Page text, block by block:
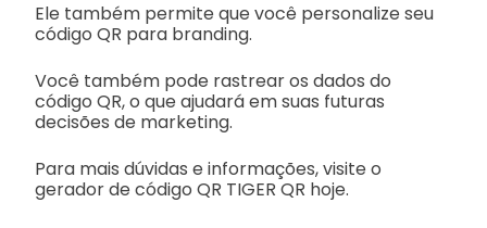
Ele também permite que você personalize seu
código QR para branding.
Você também pode rastrear os dados do
código QR, o que ajudará em suas futuras
decisões de marketing.
Para mais dúvidas e informações, visite o
gerador de código QR TIGER QR hoje.